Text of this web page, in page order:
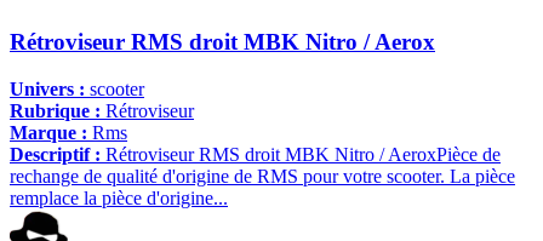
Rétroviseur RMS droit MBK Nitro / Aerox
Univers : scooter
Rubrique : Rétroviseur
Marque : Rms
Descriptif : Rétroviseur RMS droit MBK Nitro / AeroxPièce de
rechange de qualité d'origine de RMS pour votre scooter. La pièce
remplace la pièce d'origine...